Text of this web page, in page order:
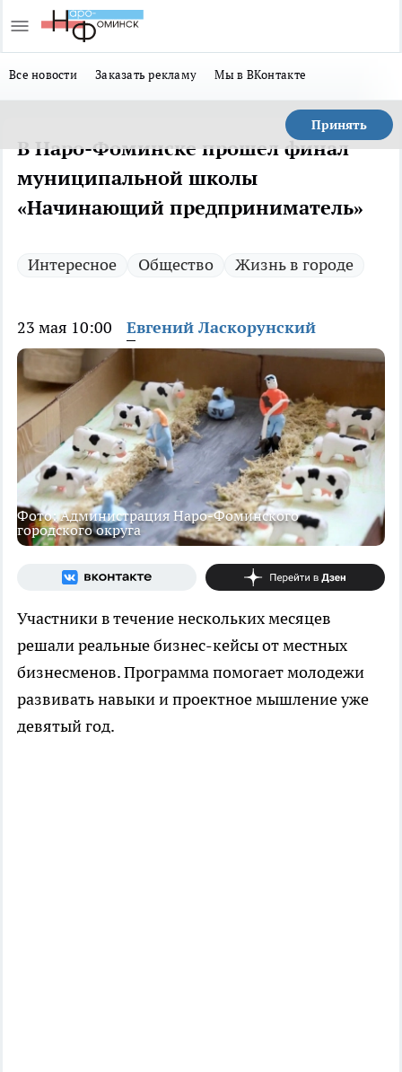
Все новости Заказать рекламу Мы в ВКонтакте
Принять
В Наро-Фоминске прошел финал
муниципальной школы
«Начинающий предприниматель»
Интересное Общество Жизнь в городе
23 мая 10:00 Евгений Ласкорунский
Фото: Администрация Наро-Фоминского
городского округа
Участники в течение нескольких месяцев
решали реальные бизнес-кейсы от местных
бизнесменов. Программа помогает молодежи
развивать навыки и проектное мышление уже
девятый год.